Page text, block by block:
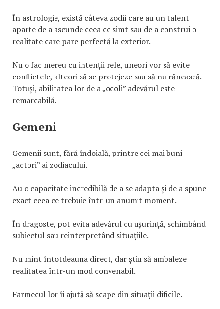
În astrologie, există câteva zodii care au un talent
aparte de a ascunde ceea ce simt sau de a construi o
realitate care pare perfectă la exterior.
Nu o fac mereu cu intenții rele, uneori vor să evite
conflictele, alteori să se protejeze sau să nu rănească.
Totuși, abilitatea lor de a „ocoli” adevărul este
remarcabilă.
Gemeni
Gemenii sunt, fără îndoială, printre cei mai buni
„actori” ai zodiacului.
Au o capacitate incredibilă de a se adapta și de a spune
exact ceea ce trebuie într-un anumit moment.
În dragoste, pot evita adevărul cu ușurință, schimbând
subiectul sau reinterpretând situațiile.
Nu mint întotdeauna direct, dar știu să ambaleze
realitatea într-un mod convenabil.
Farmecul lor îi ajută să scape din situații dificile.